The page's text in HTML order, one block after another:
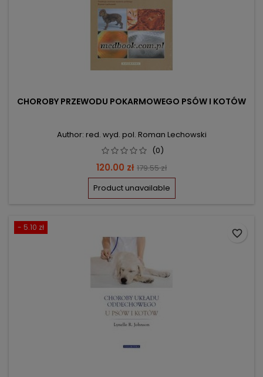
CHOROBY PRZEWODU POKARMOWEGO PSÓW I KOTÓW
Author: red. wyd. pol. Roman Lechowski
(0)
Price
120.00 zł Regular
price
179.55 zł
Product unavailable
- 5.10 zł
favorite_border